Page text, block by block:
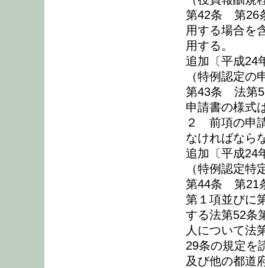
第42条 第26
用する場合を
用する。
追加〔平成24
（特例認定の
第43条 法第
申請書の様式
２ 前項の申
なければなら
追加〔平成24
（特例認定
第44条 第21
第１項並びに
する法第52条
人について法
29条の規定を
及び他の都道